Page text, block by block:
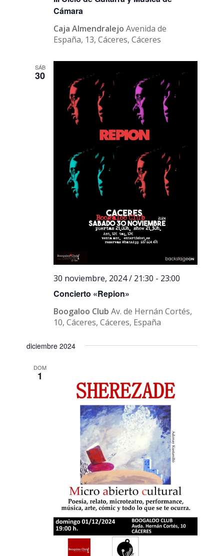
Cámara
Caja AlmendralejoAvenida de
España, 13, Cáceres, Cáceres
SÁB
30
Concierto «Repion»
30 noviembre, 2024 / 21:30 - 23:00
Boogaloo ClubAv. de Hernán Cortés,
10, Cáceres, Cáceres, España
diciembre 2024
DOM
1